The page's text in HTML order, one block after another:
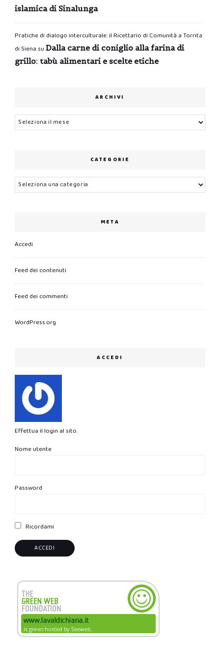
islamica di Sinalunga
Pratiche di dialogo interculturale: il Ricettario di Comunità a Torrita
di Siena su Dalla carne di coniglio alla farina di
grillo: tabù alimentari e scelte etiche
ARCHIVI
Archivi
CATEGORIE
Categorie
META
Accedi
Feed dei contenuti
Feed dei commenti
WordPress.org
ACCEDI
Effettua il login al sito.
Nome utente
Password
Ricordami